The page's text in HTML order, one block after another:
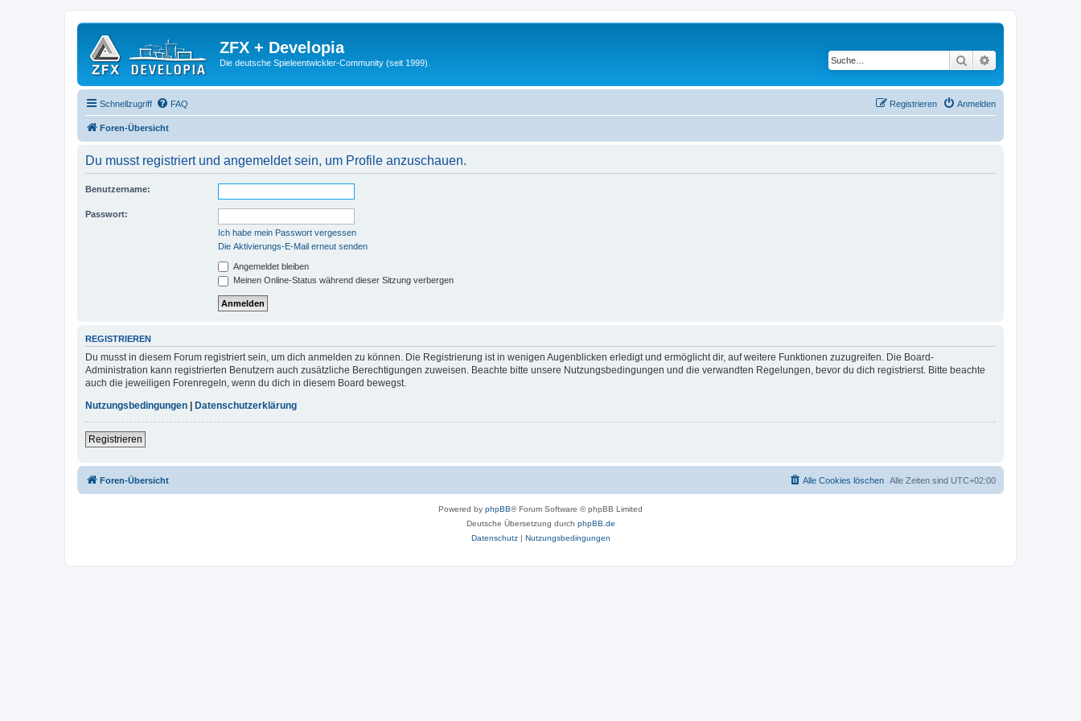
ZFX + Developia
Die deutsche Spieleentwickler-Community (seit 1999). Suche
Schnellzugriff FAQ Anmelden
Registrieren
Foren-Übersicht
Du musst registriert und angemeldet sein, um Profile anzuschauen.
Benutzername:
Passwort:
Ich habe mein Passwort vergessen
Die Aktivierungs-E-Mail erneut senden
Angemeldet bleiben
Meinen Online-Status während dieser Sitzung verbergen
REGISTRIEREN
Du musst in diesem Forum registriert sein, um dich anmelden zu können. Die Registrierung ist in wenigen Augenblicken erledigt und ermöglicht dir, auf weitere Funktionen zuzugreifen. Die Board-
Administration kann registrierten Benutzern auch zusätzliche Berechtigungen zuweisen. Beachte bitte unsere Nutzungsbedingungen und die verwandten Regelungen, bevor du dich registrierst. Bitte beachte
auch die jeweiligen Forenregeln, wenn du dich in diesem Board bewegst.
Nutzungsbedingungen
Datenschutzerklärung
Registrieren
Foren-Übersicht Alle Zeiten sind UTC+02:00
Alle Cookies löschen
Powered by phpBB® Forum Software © phpBB Limited
Deutsche Übersetzung durch phpBB.de
Datenschutz| Nutzungsbedingungen